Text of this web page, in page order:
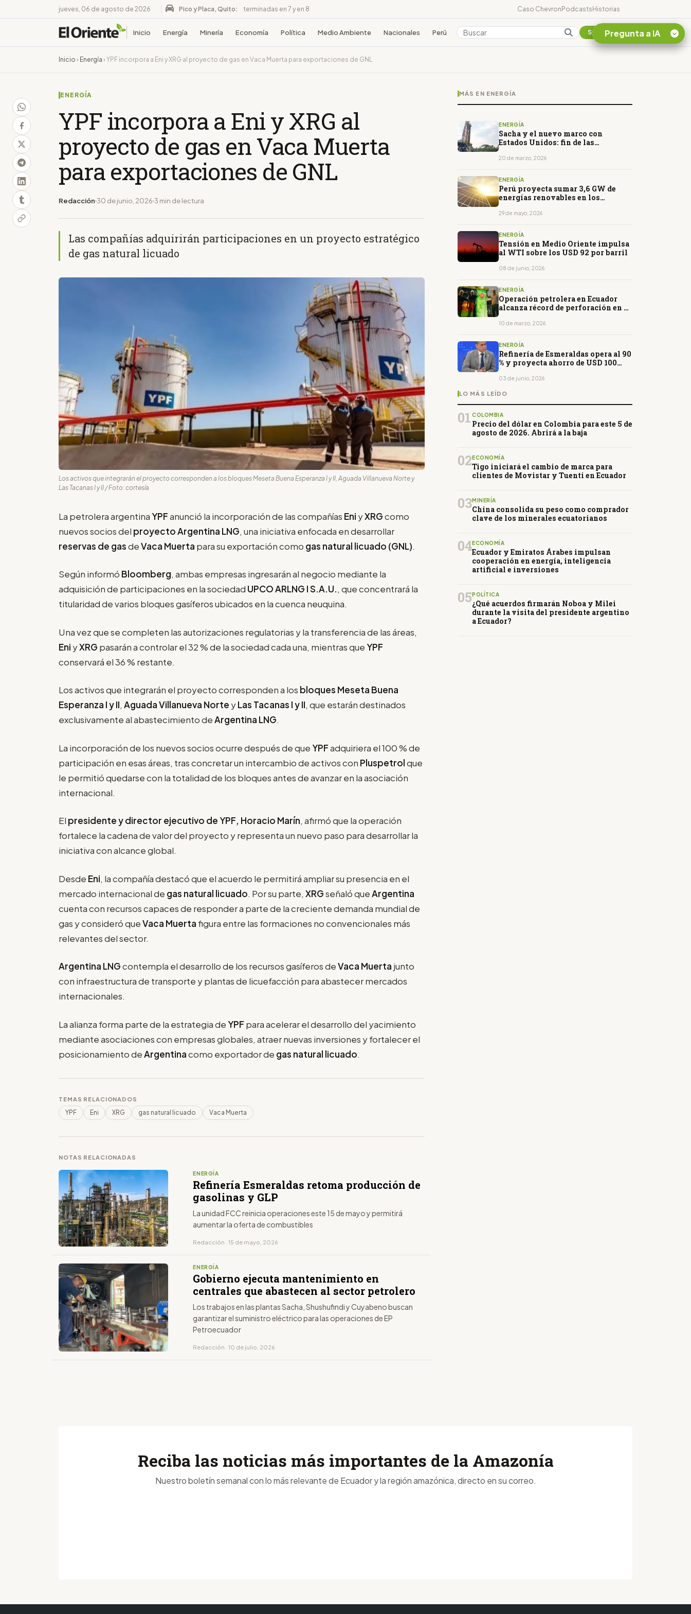
jueves, 06 de agosto de 2026 Pico y Placa, Quito: terminadas en 7 y en 8 Caso ChevronPodcastsHistorias
Inicio Energía Minería Economía Política Medio Ambiente Nacionales Perú Colombia Suscribirse
Inicio › Energía › YPF incorpora a Eni y XRG al proyecto de gas en Vaca Muerta para exportaciones de GNL
ENERGÍA
YPF incorpora a Eni y XRG al
proyecto de gas en Vaca Muerta
para exportaciones de GNL
Redacción 30 de junio, 2026 3 min de lectura
Las compañías adquirirán participaciones en un proyecto estratégico
de gas natural licuado
Los activos que integrarán el proyecto corresponden a los bloques Meseta Buena Esperanza I y II, Aguada Villanueva Norte y
Las Tacanas I y II / Foto: cortesía
La petrolera argentina YPFanunció la incorporación de las compañías Eni yXRGcomo
nuevos socios del proyecto Argentina LNG, una iniciativa enfocada en desarrollar
reservas de gasdeVaca Muerta para su exportación como gas natural licuado (GNL).
Según informó Bloomberg, ambas empresas ingresarán al negocio mediante la
adquisición de participaciones en la sociedad UPCO ARLNG I S.A.U., que concentrará la
titularidad de varios bloques gasíferos ubicados en la cuenca neuquina.
Una vez que se completen las autorizaciones regulatorias y la transferencia de las áreas,
Eni yXRG pasarán a controlar el 32 % de la sociedad cada una, mientras que YPF
conservará el 36 % restante.
Los activos que integrarán el proyecto corresponden a los bloques Meseta Buena
Esperanza I y II, Aguada Villanueva Norte yLas Tacanas I y II, que estarán destinados
exclusivamente al abastecimiento deArgentina LNG.
La incorporación de los nuevos socios ocurre después de que YPFadquiriera el 100 % de
participación en esas áreas, tras concretar un intercambio de activos con Pluspetrolque
le permitió quedarse con la totalidad de los bloques antes de avanzar en la asociación
internacional.
El presidente y director ejecutivo de YPF, Horacio Marín, afirmó que la operación
fortalece la cadena de valor del proyecto y representa un nuevo paso para desarrollar la
iniciativa con alcance global.
Desde Eni, la compañía destacó que el acuerdo le permitirá ampliar su presencia en el
mercado internacional de gas natural licuado. Por su parte, XRGseñaló queArgentina
cuenta con recursos capaces de responder a parte de la creciente demanda mundial de
gas y consideró queVaca Muerta figura entre las formaciones no convencionales más
relevantes del sector.
Argentina LNGcontempla el desarrollo de los recursos gasíferos deVaca Muerta junto
con infraestructura de transporte y plantas de licuefacción para abastecer mercados
internacionales.
La alianza forma parte de la estrategia de YPF para acelerar el desarrollo del yacimiento
mediante asociaciones con empresas globales, atraer nuevas inversiones y fortalecer el
posicionamiento deArgentinacomo exportador de gas natural licuado.
TEMAS RELACIONADOS
YPF Eni XRG gas natural licuado Vaca Muerta
NOTAS RELACIONADAS
ENERGÍA
Refinería Esmeraldas retoma producción de
gasolinas y GLP
La unidad FCC reinicia operaciones este 15 de mayo y permitirá
aumentar la oferta de combustibles
Redacción · 15 de mayo, 2026
ENERGÍA
Gobierno ejecuta mantenimiento en
centrales que abastecen al sector petrolero
Los trabajos en las plantas Sacha, Shushufindi y Cuyabeno buscan
garantizar el suministro eléctrico para las operaciones de EP
Petroecuador
Redacción · 10 de julio, 2026
MÁS EN ENERGÍA
ENERGÍA
Sacha y el nuevo marco con
Estados Unidos: fin de las
20 de marzo, 2026
ENERGÍA
Perú proyecta sumar 3,6 GW de
energías renovables en los
29 de mayo, 2026
ENERGÍA
Tensión en Medio Oriente impulsa
al WTI sobre los USD 92 por barril
08 de junio, 2026
ENERGÍA
Operación petrolera en Ecuador
alcanza récord de perforación en el
10 de marzo, 2026
ENERGÍA
Refinería de Esmeraldas opera al 90
% y proyecta ahorro de USD 100
03 de junio, 2026
LO MÁS LEÍDO
01 COLOMBIA
Precio del dólar en Colombia para este 5 de
agosto de 2026. Abrirá a la baja
02 ECONOMÍA
Tigo iniciará el cambio de marca para
clientes de Movistar y Tuenti en Ecuador
03MINERÍA
China consolida su peso como comprador
clave de los minerales ecuatorianos
04ECONOMÍA
Ecuador y Emiratos Árabes impulsan
cooperación en energía, inteligencia
artificial e inversiones
05 POLÍTICA
¿Qué acuerdos firmarán Noboa y Milei
durante la visita del presidente argentino
a Ecuador?
Pregunta a IA
Reciba las noticias más importantes de la Amazonía
Nuestro boletín semanal con lo más relevante de Ecuador y la región amazónica, directo en su correo.